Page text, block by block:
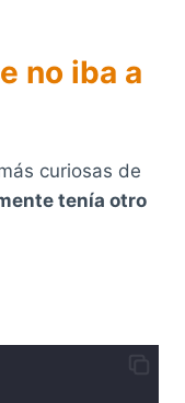
no iba a
curiosas de
tenía otro